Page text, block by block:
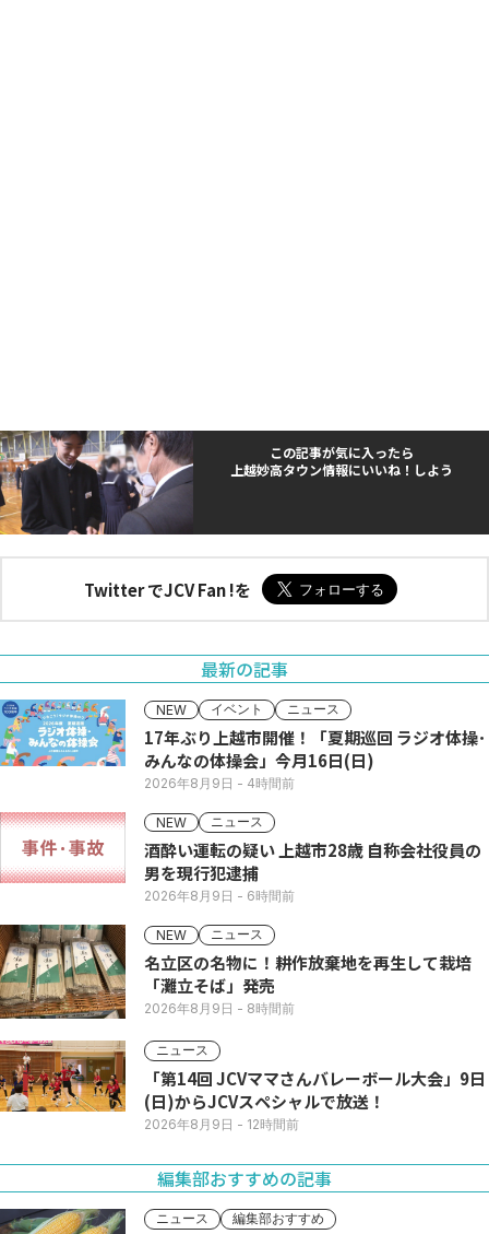
この記事が気に入ったら
上越妙高タウン情報にいいね！しよう
Twitter でJCV Fan !を
最新の記事
NEW イベント ニュース
17年ぶり上越市開催！「夏期巡回 ラジオ体操･
みんなの体操会」今月16日(日)
2026年8月9日 - 4時間前
NEW ニュース
酒酔い運転の疑い 上越市28歳 自称会社役員の
男を現行犯逮捕
2026年8月9日 - 6時間前
NEW ニュース
名立区の名物に！耕作放棄地を再生して栽培
「灘立そば」発売
2026年8月9日 - 8時間前
ニュース
「第14回 JCVママさんバレーボール大会」9日
(日)からJCVスペシャルで放送！
2026年8月9日 - 12時間前
編集部おすすめの記事
ニュース 編集部おすすめ